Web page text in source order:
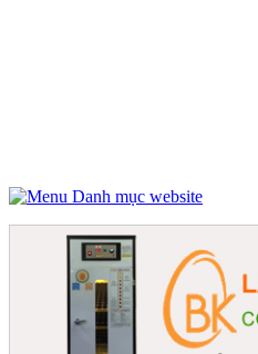
Danh mục website